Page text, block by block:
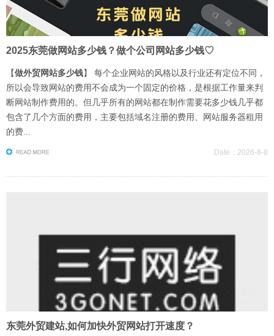
2025东莞做网站多少钱？做个公司网站多少钱♡
【做外贸网站多少钱】 每个企业网站的风格以及行业还有定位不同，
所以会导致网站的费用不会成为一个固定的价格，是根据工作量来判
断网站制作费用的。但几乎所有的网站都在制作需要花多少钱几乎都
包含了几个方面的费用，主要包括域名注册的费用、网站服务器租用
的费...
Date：2026-8-8
东莞外贸建站,如何加快外贸网站打开速度？